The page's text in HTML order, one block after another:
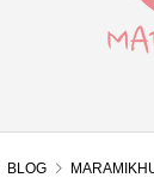
BLOG